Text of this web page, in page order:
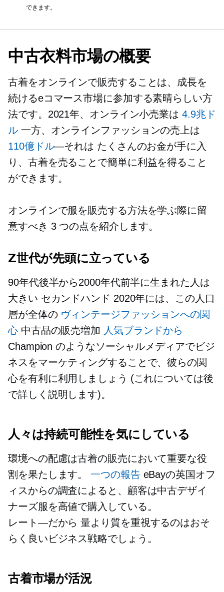
できます。
中古衣料市場の概要
古着をオンラインで販売することは、成長を
続けるeコマース市場に参加する素晴らしい方
法です。2021年、オンライン小売業は 4.9兆ド
ル一方、オンラインファッションの売上は
110億ドル—それは たくさんのお金が手に入
り、古着を売ることで簡単に利益を得ること
ができます。
オンラインで服を販売する方法を学ぶ際に留
意すべき 3 つの点を紹介します。
Z世代が先頭に立っている
90年代後半から2000年代前半に生まれた人は
大きい セカンドハンド 2020年には、この人口
層が全体の ヴィンテージファッションへの関
心中古品の販売増加 人気ブランドから
Champion のようなソーシャルメディアでビジ
ネスをマーケティングすることで、彼らの関
心を有利に利用しましょう (これについては後
で詳しく説明します)。
人々は持続可能性を気にしている
環境への配慮は古着の販売において重要な役
割を果たします。 一つの報告eBayの英国オフ
ィスからの調査によると、顧客は中古デザイ
ナーズ服を高値で購入している。
レート—だから 量より質を重視するのはおそ
らく良いビジネス戦略でしょう。
古着市場が活況